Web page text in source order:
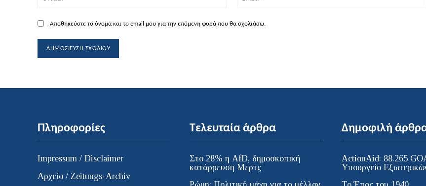
Αποθηκεύστε το όνομα και το email μου για την επόμενη φορά που θα σχολιάσω.
Πληροφορίες
Impressum / Disclaimer
Αρχείο / Zeitungs-Archiv
Τελευταία άρθρα
Στο 28% η AfD, δημοσκοπική
κατάρρευση Μερτς
Δημοφιλή
ActionAid: 88.265
Υπουργείο